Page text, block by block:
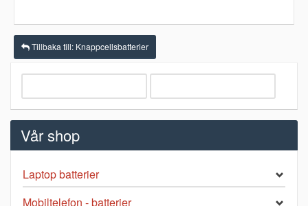
Tillbaka till: Knappcellsbatterier
Vår shop
Laptop batterier
Mobiltelefon - batterier